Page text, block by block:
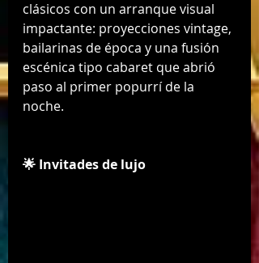
clásicos con un arranque visual
impactante: proyecciones vintage,
bailarinas de época y una fusión
escénica tipo cabaret que abrió
paso al primer popurrí de la
noche.
🌟 Invitades de lujo